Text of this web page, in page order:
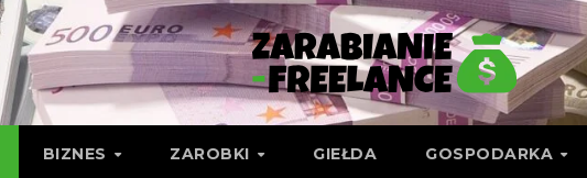
BIZNES ZAROBKI GIEŁDA GOSPODARKA